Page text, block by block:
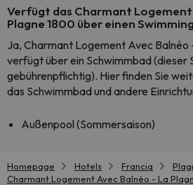
Verfügt das Charmant Logement
Plagne 1800 über einen
Ja, Charmant Logement Avec Balnéo
verfügt über ein Schwimmbad (dieser
gebührenpflichtig). Hier finden Sie
das Schwimmbad und andere
Außenpool (Sommersaison)
Homepage Hotels Francia
Charmant Logement Avec Balnéo - La